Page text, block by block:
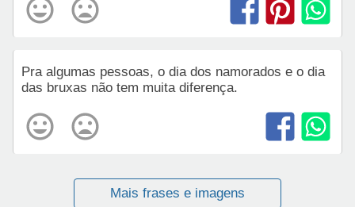
Pra algumas pessoas, o dia dos namorados e o dia
das bruxas não tem muita diferença.
Mais frases e imagens